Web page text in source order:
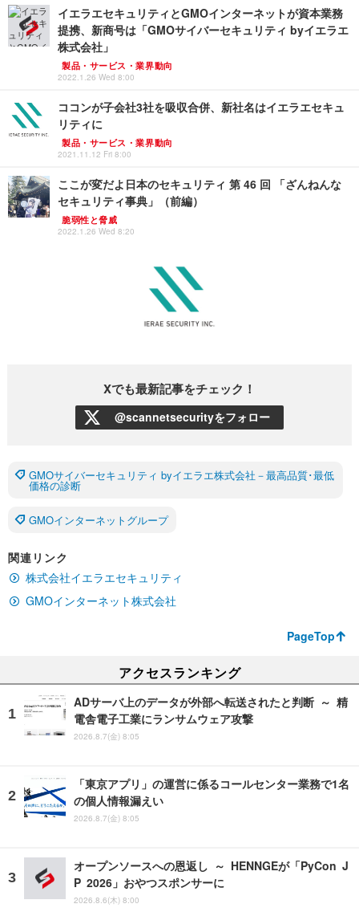
イエラエセキュリティとGMOインターネットが資本業務
提携、新商号は「GMOサイバーセキュリティ byイエラエ
株式会社」
製品・サービス・業界動向
2022.1.26 Wed 8:00
ココンが子会社3社を吸収合併、新社名はイエラエセキュ
リティに
製品・サービス・業界動向
2021.11.12 Fri 8:00
ここが変だよ日本のセキュリティ 第 46 回 「ざんねんな
セキュリティ事典」（前編）
脆弱性と脅威
2022.1.26 Wed 8:20
Xでも最新記事をチェック！
@scannetsecurityをフォロー
GMOサイバーセキュリティ byイエラエ株式会社－最高品質･最低
価格の診断
GMOインターネットグループ
関連リンク
株式会社イエラエセキュリティ
GMOインターネット株式会社
PageTop
アクセスランキング
ADサーバ上のデータが外部へ転送されたと判断 ～ 精
電舎電子工業にランサムウェア攻撃
2026.8.7(金) 8:05
「東京アプリ」の運営に係るコールセンター業務で1名
の個人情報漏えい
2026.8.7(金) 8:05
オープンソースへの恩返し ～ HENNGEが「PyCon J
P 2026」おやつスポンサーに
2026.8.6(木) 8:00